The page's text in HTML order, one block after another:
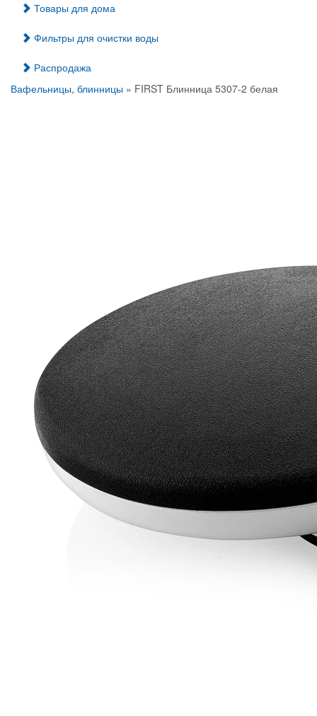
Товары для дома
Фильтры для очистки воды
Распродажа
Вафельницы, блинницы » FIRST Блинница 5307-2 белая